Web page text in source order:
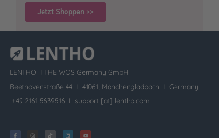
Jetzt Shoppen >>
LENTHO I THE WOS Germany GmbH
Beethovenstraße 44 I 41061, Mönchengladbach I Germany
+49 2161 5639516 I support [at] lentho.com